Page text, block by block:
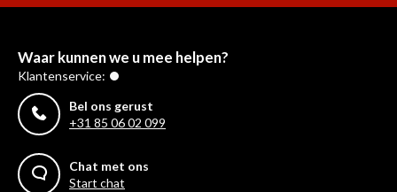
Waar kunnen we u mee helpen?
Klantenservice:
Bel ons gerust
+31 85 06 02 099
Chat met ons
Start chat